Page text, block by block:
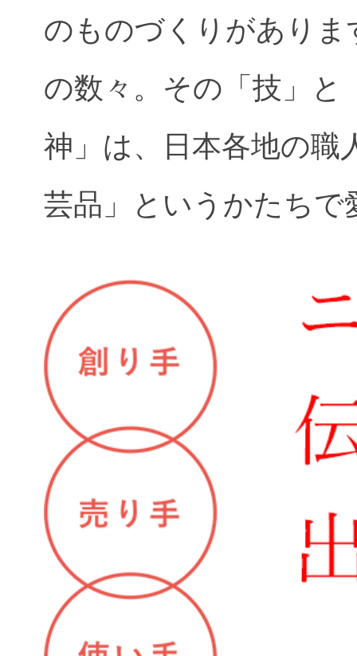
のものづくりがあり
の数々。その「技」と
神」は、日本各地の職
芸品」というかたち